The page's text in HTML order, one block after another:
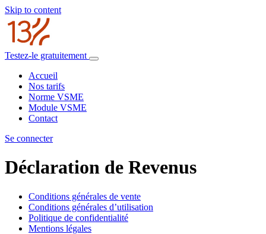
Skip to content
Testez-le gratuitement
Accueil
Nos tarifs
Norme VSME
Module VSME
Contact
Se connecter
Déclaration de Revenus
Conditions générales de vente
Conditions générales d’utilisation
Politique de confidentialité
Mentions légales